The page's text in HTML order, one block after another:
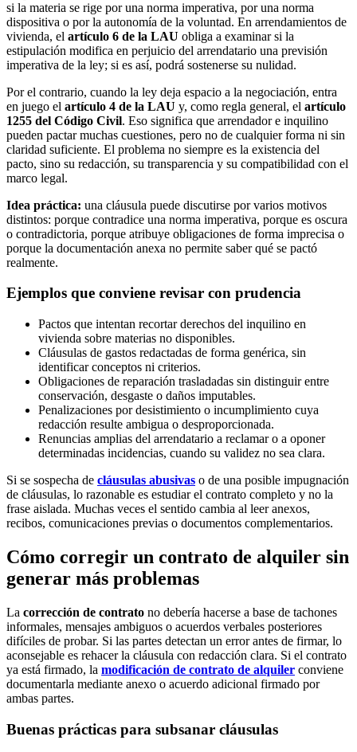
si la materia se rige por una norma imperativa, por una norma
dispositiva o por la autonomía de la voluntad. En arrendamientos de
vivienda, el artículo 6 de la LAU obliga a examinar si la
estipulación modifica en perjuicio del arrendatario una previsión
imperativa de la ley; si es así, podrá sostenerse su nulidad.
Por el contrario, cuando la ley deja espacio a la negociación, entra
en juego el artículo 4 de la LAU y, como regla general, el artículo
1255 del Código Civil. Eso significa que arrendador e inquilino
pueden pactar muchas cuestiones, pero no de cualquier forma ni sin
claridad suficiente. El problema no siempre es la existencia del
pacto, sino su redacción, su transparencia y su compatibilidad con el
marco legal.
Idea práctica: una cláusula puede discutirse por varios motivos
distintos: porque contradice una norma imperativa, porque es oscura
o contradictoria, porque atribuye obligaciones de forma imprecisa o
porque la documentación anexa no permite saber qué se pactó
realmente.
Ejemplos que conviene revisar con prudencia
Pactos que intentan recortar derechos del inquilino en
vivienda sobre materias no disponibles.
Cláusulas de gastos redactadas de forma genérica, sin
identificar conceptos ni criterios.
Obligaciones de reparación trasladadas sin distinguir entre
conservación, desgaste o daños imputables.
Penalizaciones por desistimiento o incumplimiento cuya
redacción resulte ambigua o desproporcionada.
Renuncias amplias del arrendatario a reclamar o a oponer
determinadas incidencias, cuando su validez no sea clara.
Si se sospecha de cláusulas abusivas o de una posible impugnación
de cláusulas, lo razonable es estudiar el contrato completo y no la
frase aislada. Muchas veces el sentido cambia al leer anexos,
recibos, comunicaciones previas o documentos complementarios.
Cómo corregir un contrato de alquiler sin
generar más problemas
La corrección de contrato no debería hacerse a base de tachones
informales, mensajes ambiguos o acuerdos verbales posteriores
difíciles de probar. Si las partes detectan un error antes de firmar, lo
aconsejable es rehacer la cláusula con redacción clara. Si el contrato
ya está firmado, la modificación de contrato de alquiler conviene
documentarla mediante anexo o acuerdo adicional firmado por
ambas partes.
Buenas prácticas para subsanar cláusulas